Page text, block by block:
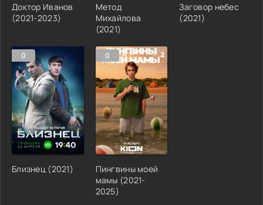
Доктор Иванов
(2021-2023)
Метод
Михайлова
(2021)
Заговор небес
(2021)
0
Близнец (2021)
0
Пингвины моей
мамы (2021-
2025)